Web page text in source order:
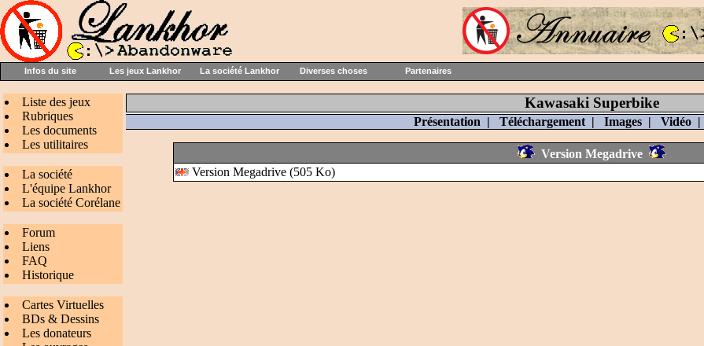
Infos du site Les jeux Lankhor La société Lankhor Diverses choses Partenaires
Liste des jeux
Rubriques
Les documents
Les utilitaires
La société
L'équipe Lankhor
La société Corélane
Forum
Liens
FAQ
Historique
Cartes Virtuelles
BDs & Dessins
Les donateurs
Kawasaki Superbike
Présentation | Téléchargement| Images| Vidéo|
Version Megadrive
Version Megadrive (505 Ko)